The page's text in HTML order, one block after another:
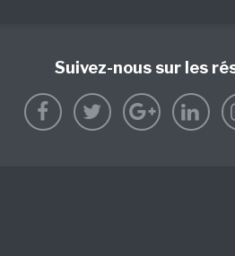
Suivez-nous sur les